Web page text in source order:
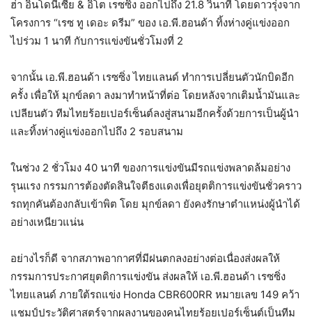
ฮ่า อินโดนีเซีย & อิโต เรซซิ่ง ออกไปถึง 21.8 วินาที โดยดาวรุ่งจาก
โครงการ “เรซ ทู เดอะ ดรีม” ของ เอ.พี.ฮอนด้า ทิ้งห่างคู่แข่งออก
ไปร่วม 1 นาที กับการแข่งขันชั่วโมงที่ 2
จากนั้น เอ.พี.ฮอนด้า เรซซิ่ง ไทยแลนด์ ทำการเปลี่ยนตัวนักบิดอีก
ครั้ง เพื่อให้ มุกข์ลดา ลงมาทำหน้าที่ต่อ โดยหลังจากเติมน้ำมันและ
เปลียนตัว ทีมไทยร้อยเปอร์เซ็นต์ลงสู่สนามอีกครั้งด้วยการเป็นผู้นำ
และทิ้งห่างคู่แข่งออกไปถึง 2 รอบสนาม
ในช่วง 2 ชั่วโมง 40 นาที ของการแข่งขันมีรถแข่งพลาดล้มอย่าง
รุนแรง กรรมการต้องตัดสินใจตีธงแดงเพื่อยุตติการแข่งขันชั่วคราว
รถทุกคันต้องกลับเข้าพิต โดย มุกข์ลดา ยังคงรักษาตำแหน่งผู้นำได้
อย่างเหนียวแน่น
อย่างไรก็ดี จากสภาพอากาศที่มีฝนตกลงอย่างต่อเนื่องส่งผลให้
กรรมการประกาศยุตติการแข่งขัน ส่งผลให้ เอ.พี.ฮอนด้า เรซซิ่ง
ไทยแลนด์ ภายใต้รถแข่ง Honda CBR600RR หมายเลข 149 คว้า
แชมป์ประวัติศาสตร์จากผลงานของคนไทยร้อยเปอร์เซ็นต์เป็นทีม